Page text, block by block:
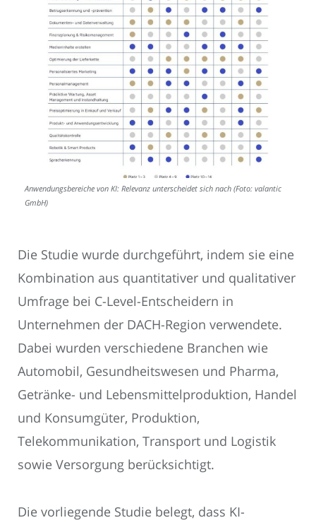
Anwendungsbereiche von KI: Relevanz unterscheidet sich nach (Foto: valantic
GmbH)
Die Studie wurde durchgeführt, indem sie eine
Kombination aus quantitativer und qualitativer
Umfrage bei C-Level-Entscheidern in
Unternehmen der DACH-Region verwendete.
Dabei wurden verschiedene Branchen wie
Automobil, Gesundheitswesen und Pharma,
Getränke- und Lebensmittelproduktion, Handel
und Konsumgüter, Produktion,
Telekommunikation, Transport und Logistik
sowie Versorgung berücksichtigt.
Die vorliegende Studie belegt, dass KI-